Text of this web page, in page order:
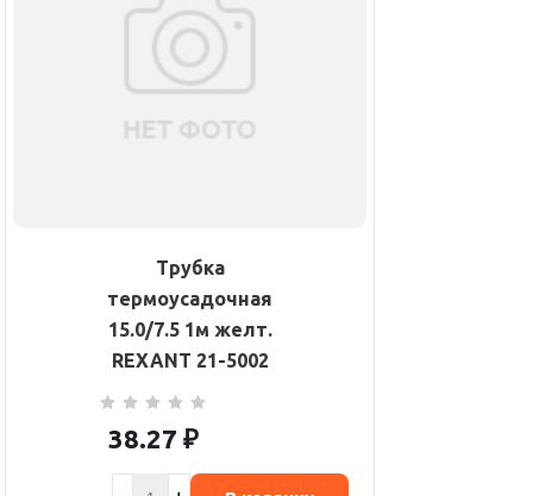
Трубка
термоусадочная
15.0/7.5 1м желт.
REXANT 21-5002
38.27 ₽